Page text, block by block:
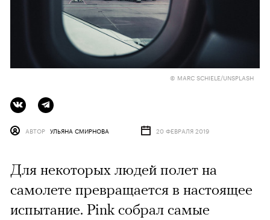
© MARC SCHIELE/UNSPLASH
АВТОР УЛЬЯНА СМИРНОВА 20 ФЕВРАЛЯ 2019
Для некоторых людей полет на
самолете превращается в настоящее
испытание. Pink собрал самые